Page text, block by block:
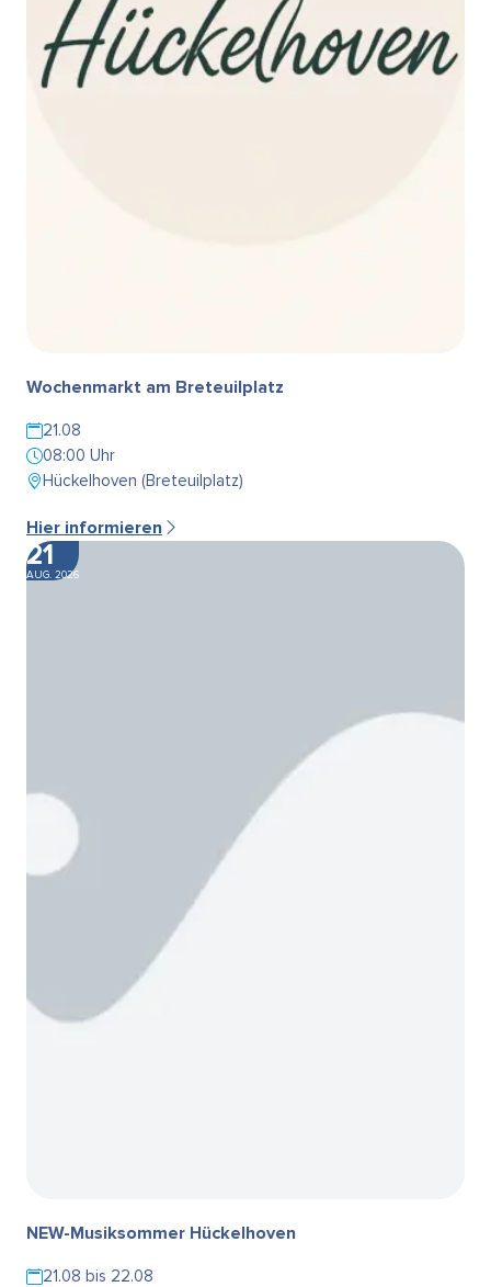
Wochenmarkt am Breteuilplatz
21.08
08:00 Uhr
Hückelhoven (Breteuilplatz)
Hier informieren
21
AUG. 2026
NEW-Musiksommer Hückelhoven
21.08 bis 22.08